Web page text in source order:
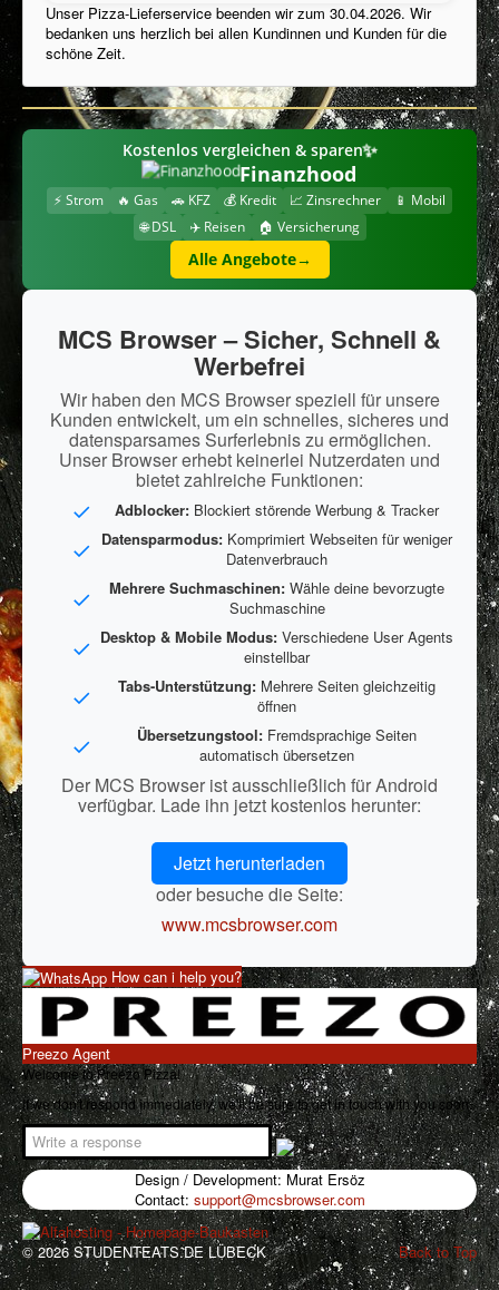
Download Menu
Unser Pizza-Lieferservice beenden wir zum 30.04.2026. Wir
bedanken uns herzlich bei allen Kundinnen und Kunden für die
schöne Zeit.
Finanzhood
⚡ Strom 🔥 Gas 🚗 KFZ 💰 Kredit 📈 Zinsrechner
📱 Mobil
🌐 DSL
✈️ Reisen 🏠 Versicherung
Kostenlos vergleichen & sparen✨
Alle Angebote→
MCS Browser – Sicher, Schnell &
Werbefrei
Wir haben den MCS Browser speziell für unsere
Kunden entwickelt, um ein schnelles, sicheres und
datensparsames Surferlebnis zu ermöglichen.
Unser Browser erhebt keinerlei Nutzerdaten und
bietet zahlreiche Funktionen:
Adblocker: Blockiert störende Werbung & Tracker
Datensparmodus: Komprimiert Webseiten für weniger
Datenverbrauch
Mehrere Suchmaschinen: Wähle deine bevorzugte
Suchmaschine
Desktop & Mobile Modus: Verschiedene User Agents
einstellbar
Tabs-Unterstützung: Mehrere Seiten gleichzeitig
öffnen
Übersetzungstool: Fremdsprachige Seiten
automatisch übersetzen
Der MCS Browser ist ausschließlich für Android
verfügbar. Lade ihn jetzt kostenlos herunter:
Jetzt herunterladen
oder besuche die Seite:
www.mcsbrowser.com
How can i help you?
Preezo Agent
Welcome to Preezo Pizza!
If we don't respond immediately, we'll be sure to get in touch with you soon.
Design / Development: Murat Ersöz
Contact: support@mcsbrowser.com
Back to Top
© 2026 STUDENTEATS.DE LÜBECK